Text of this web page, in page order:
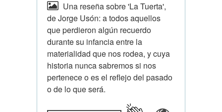
Una reseña sobre 'La Tuerta',
de Jorge Usón: a todos aquellos
que perdieron algún recuerdo
durante su infancia entre la
materialidad que nos rodea, y cuya
historia nunca sabremos si nos
pertenece o es el reflejo del pasado
o de lo que será.